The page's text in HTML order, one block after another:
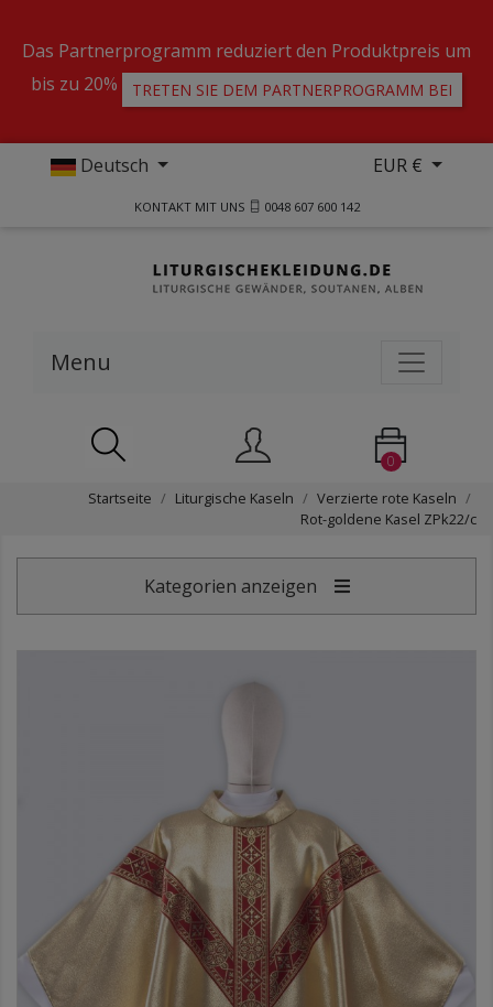
Das Partnerprogramm reduziert den Produktpreis um
bis zu 20%
TRETEN SIE DEM PARTNERPROGRAMM BEI
Deutsch EUR €
KONTAKT MIT UNS 0048 607 600 142
Menu
0
Startseite Liturgische Kaseln
Verzierte rote Kaseln
Rot-goldene Kasel ZPk22/c
Kategorien anzeigen